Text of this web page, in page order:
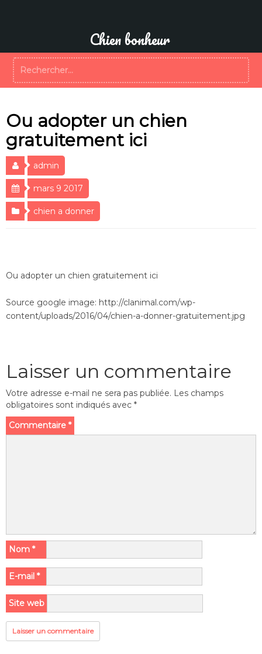
Chien bonheur
Ou adopter un chien
gratuitement ici
admin
mars 9 2017
chien a donner
Ou adopter un chien gratuitement ici
Source google image: http://clanimal.com/wp-
content/uploads/2016/04/chien-a-donner-gratuitement.jpg
Laisser un commentaire
Votre adresse e-mail ne sera pas publiée. Les champs
obligatoires sont indiqués avec *
Commentaire *
Nom *
E-mail *
Site web
Rechercher :